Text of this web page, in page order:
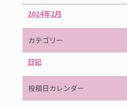
2024年2月
カテゴリー
日記
投稿日カレンダー